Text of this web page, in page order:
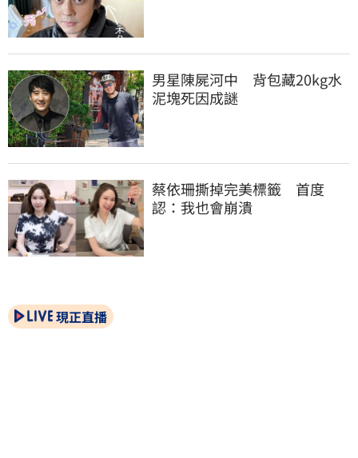
男星陳屍河中　背包藏20kg水
泥塊死因成謎
蔡依珊撕掉完美標籤　首度
認：我也會崩潰
現正直播